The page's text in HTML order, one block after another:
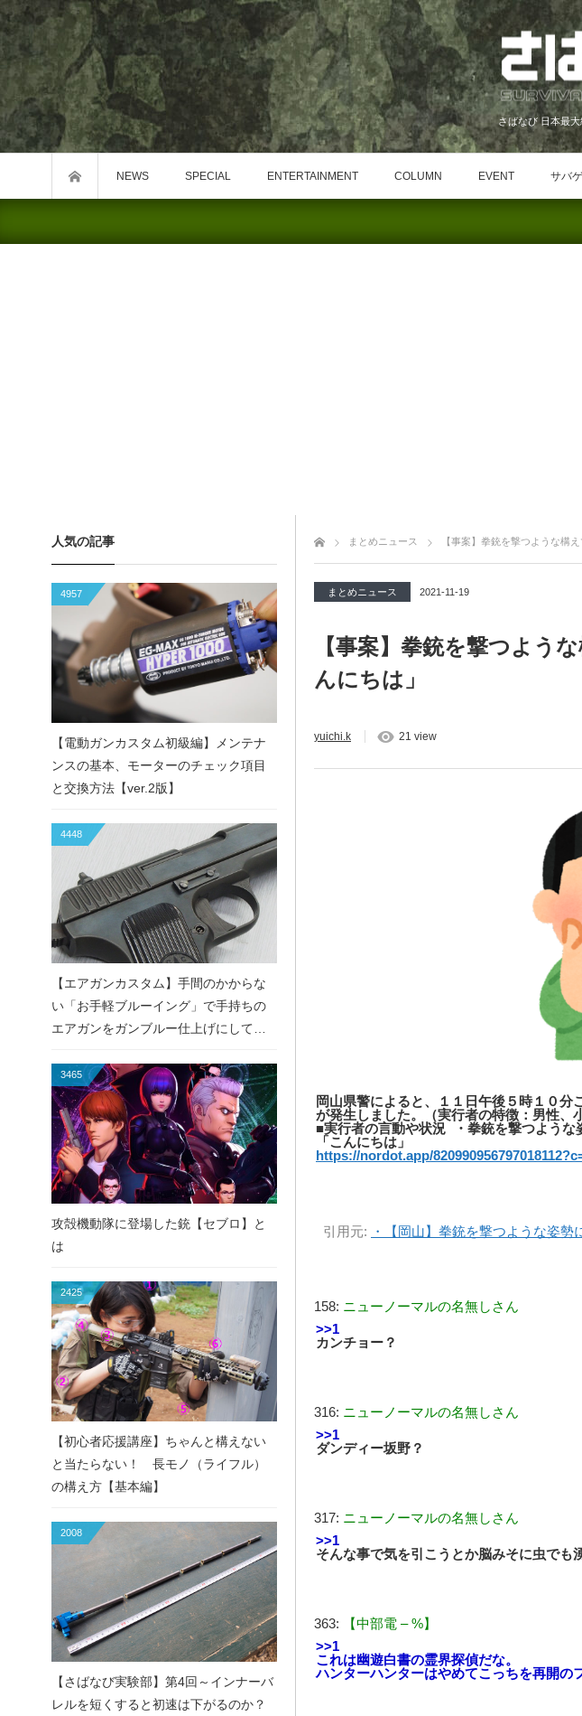
さばなび 日本最
NEWS SPECIAL ENTERTAINMENT COLUMN EVENT サバ
まとめニュース 【事案】拳銃を撃つような構
まとめニュース 2021-11-19
【事案】拳銃を撃つよう
んにちは」
yuichi.k 21 view
岡山県警によると、１１日午後５時１０
が発生しました。（実行者の特徴：男性、
■実行者の言動や状況 ・拳銃を撃つような
「こんにちは」
https://nordot.app/
引用元:
・【岡山】拳銃を撃つような姿
158: ニューノーマルの名無しさん
>>1
カンチョー？
316: ニューノーマルの名無しさん
>>1
ダンディー坂野？
317: ニューノーマルの名無しさん
>>1
そんな事で気を引こうとか脳みそに虫でも
363:
【中部電 – %】
>>1
これは幽遊白書の霊界探偵だな。
ハンターハンターはやめてこっちを再開の
人気の記事
4957
【電動ガンカスタム初級編】メンテナ
ンスの基本、モーターのチェック項目
と交換方法【ver.2版】
4448
【エアガンカスタム】手間のかからな
い「お手軽ブルーイング」で手持ちの
エアガンをガンブルー仕上げにしてみ
3465
攻殻機動隊に登場した銃【セブロ】と
は
2425
【初心者応援講座】ちゃんと構えない
と当たらない！ 長モノ（ライフル）
の構え方【基本編】
2008
【さばなび実験部】第4回～インナーバ
レルを短くすると初速は下がるのか？